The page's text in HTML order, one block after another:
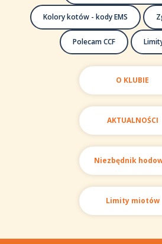
Kolory kotów - kody EMS
Polecam CCF
O KLUBIE
AKTUALNOŚCI
Niezbędnik
Limity miotów